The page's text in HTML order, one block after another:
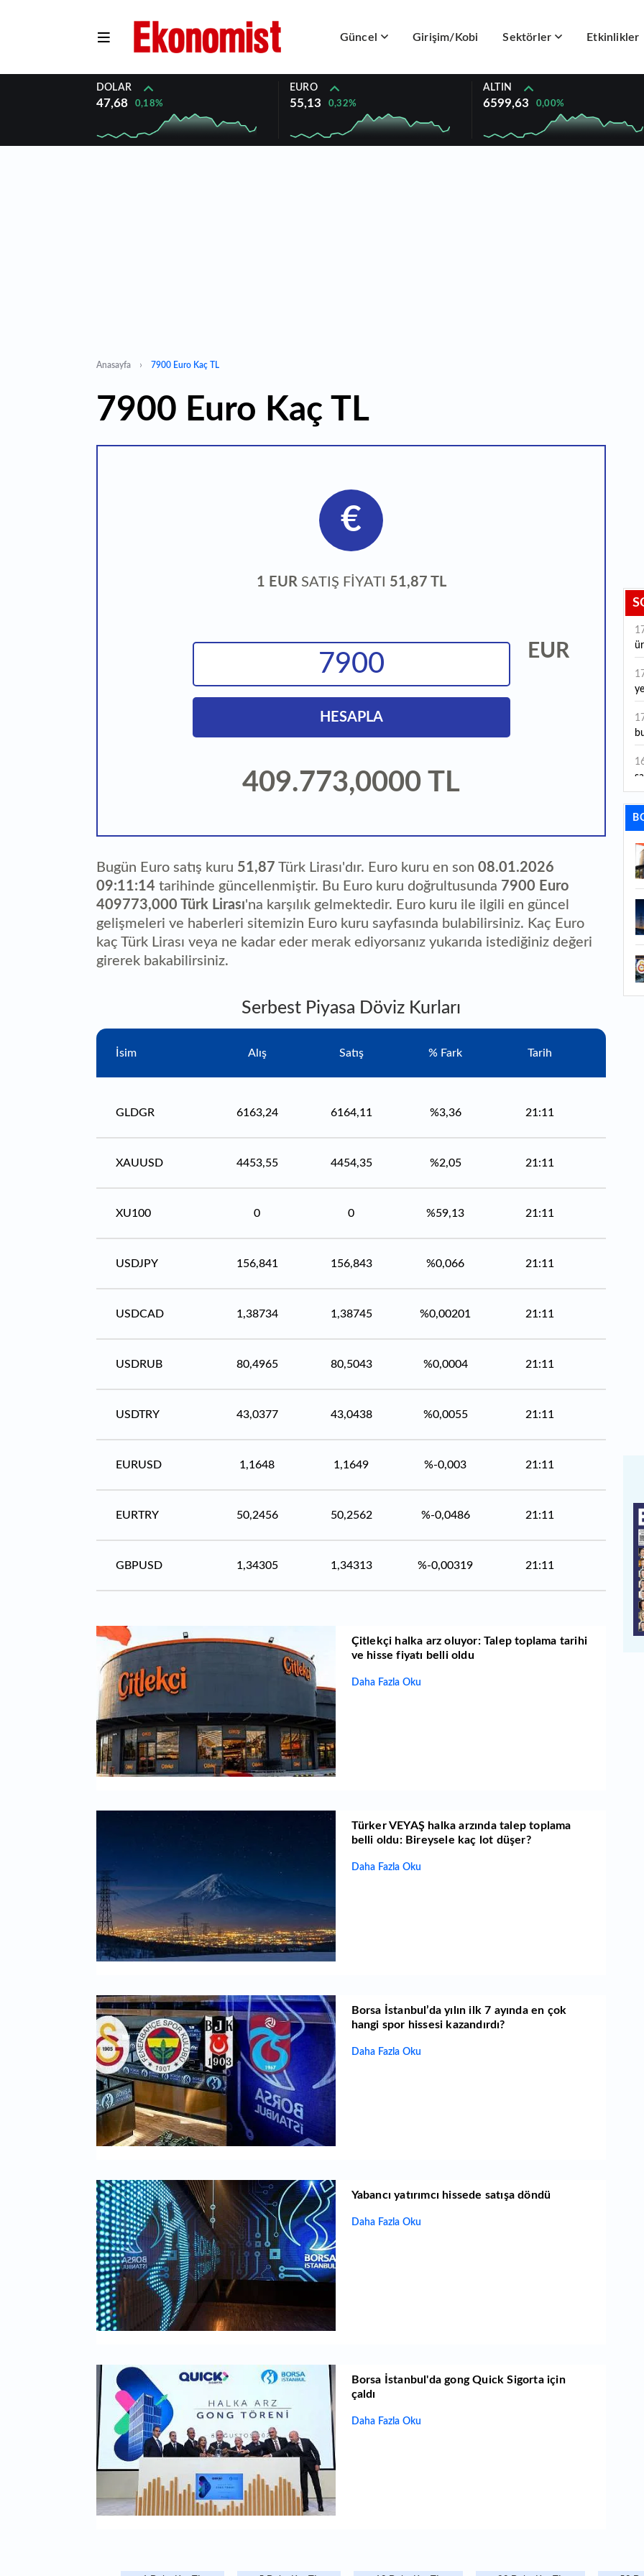
Güncel Girişim/Kobi Sektörler Etkinlikler
DOLAR
47,68 0,18%
EURO
55,13 0,32%
ALTIN
6599,63 0,00%
Anasayfa 7900 Euro Kaç TL
7900 Euro Kaç TL
€
1 EUR SATIŞ FİYATI 51,87 TL
EUR
HESAPLA
409.773,0000 TL
Bugün Euro satış kuru 51,87 Türk Lirası'dır. Euro kuru en son 08.01.2026
09:11:14 tarihinde güncellenmiştir. Bu Euro kuru doğrultusunda 7900 Euro
409773,000 Türk Lirası'na karşılık gelmektedir. Euro kuru ile ilgili en güncel
gelişmeleri ve haberleri sitemizin Euro kuru sayfasında bulabilirsiniz. Kaç Euro
kaç Türk Lirası veya ne kadar eder merak ediyorsanız yukarıda istediğiniz değeri
girerek bakabilirsiniz.
Serbest Piyasa Döviz Kurları
İsim Alış Satış % Fark Tarih
GLDGR 6163,24 6164,11 %3,36 21:11
XAUUSD 4453,55 4454,35 %2,05 21:11
XU100 0 0 %59,13 21:11
USDJPY 156,841 156,843 %0,066 21:11
USDCAD 1,38734 1,38745 %0,00201 21:11
USDRUB 80,4965 80,5043 %0,0004 21:11
USDTRY 43,0377 43,0438 %0,0055 21:11
EURUSD 1,1648 1,1649 %-0,003 21:11
EURTRY 50,2456 50,2562 %-0,0486 21:11
GBPUSD 1,34305 1,34313 %-0,00319 21:11
Çitlekçi halka arz oluyor: Talep toplama tarihi
ve hisse fiyatı belli oldu
Daha Fazla Oku
Türker VEYAŞ halka arzında talep toplama
belli oldu: Bireysele kaç lot düşer?
Daha Fazla Oku
Borsa İstanbul’da yılın ilk 7 ayında en çok
hangi spor hissesi kazandırdı?
Daha Fazla Oku
Yabancı yatırımcı hissede satışa döndü
Daha Fazla Oku
Borsa İstanbul'da gong Quick Sigorta için
çaldı
Daha Fazla Oku